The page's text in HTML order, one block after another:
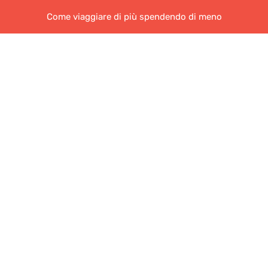
Come viaggiare di più spendendo di meno